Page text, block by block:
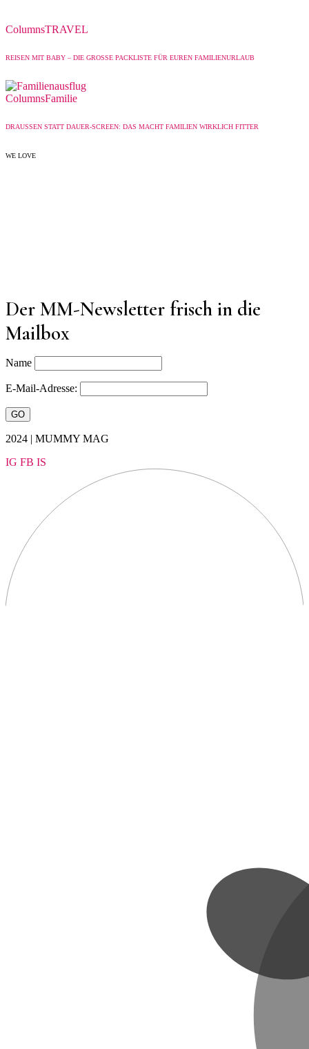
ColumnsTRAVEL
REISEN MIT BABY – DIE GROSSE PACKLISTE FÜR EUREN FAMILIENURLAUB
ColumnsFamilie
DRAUSSEN STATT DAUER-SCREEN: DAS MACHT FAMILIEN WIRKLICH FITTER
WE LOVE
Der MM-Newsletter frisch in die
Mailbox
Name
E-Mail-Adresse:
2024 | MUMMY MAG
IG FB IS